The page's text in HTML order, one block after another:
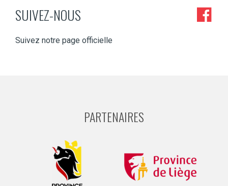
SUIVEZ-NOUS
Suivez notre page officielle
PARTENAIRES